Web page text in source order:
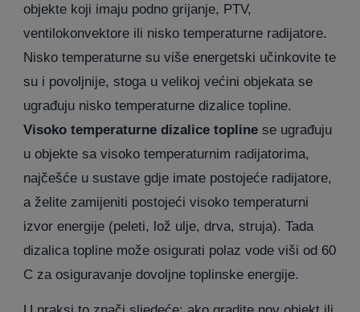
objekte koji imaju podno grijanje, PTV,
ventilokonvektore ili nisko temperaturne radijatore.
Nisko temperaturne su više energetski učinkovite te
su i povoljnije, stoga u velikoj većini objekata se
ugrađuju nisko temperaturne dizalice topline.
Visoko temperaturne dizalice topline se ugrađuju
u objekte sa visoko temperaturnim radijatorima,
najčešće u sustave gdje imate postojeće radijatore,
a želite zamijeniti postojeći visoko temperaturni
izvor energije (peleti, lož ulje, drva, struja). Tada
dizalica topline može osigurati polaz vode viši od 60
C za osiguravanje dovoljne toplinske energije.